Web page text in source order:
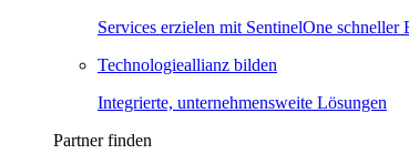
Services erzielen mit SentinelOne schneller
Technologieallianz bilden
Integrierte, unternehmensweite Lösungen
Partner finden